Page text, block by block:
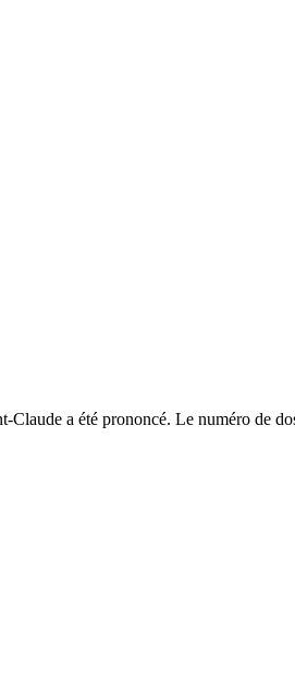
a été prononcé. Le numéro de